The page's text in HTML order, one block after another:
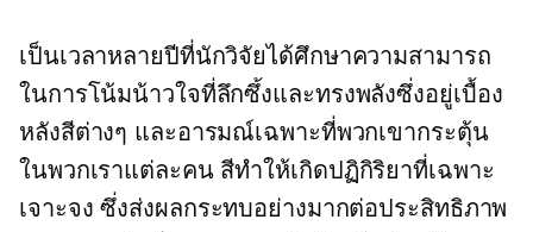
เป็นเวลาหลายปีที่นักวิจัยได้ศึกษาความสามารถ
ในการโน้มน้าวใจที่ลึกซึ้งและทรงพลังซึ่งอยู่เบื้อง
หลังสีต่างๆ และอารมณ์เฉพาะที่พวกเขากระตุ้น
ในพวกเราแต่ละคน สีทำให้เกิดปฏิกิริยาที่เฉพาะ
เจาะจง ซึ่งส่งผลกระทบอย่างมากต่อประสิทธิภาพ